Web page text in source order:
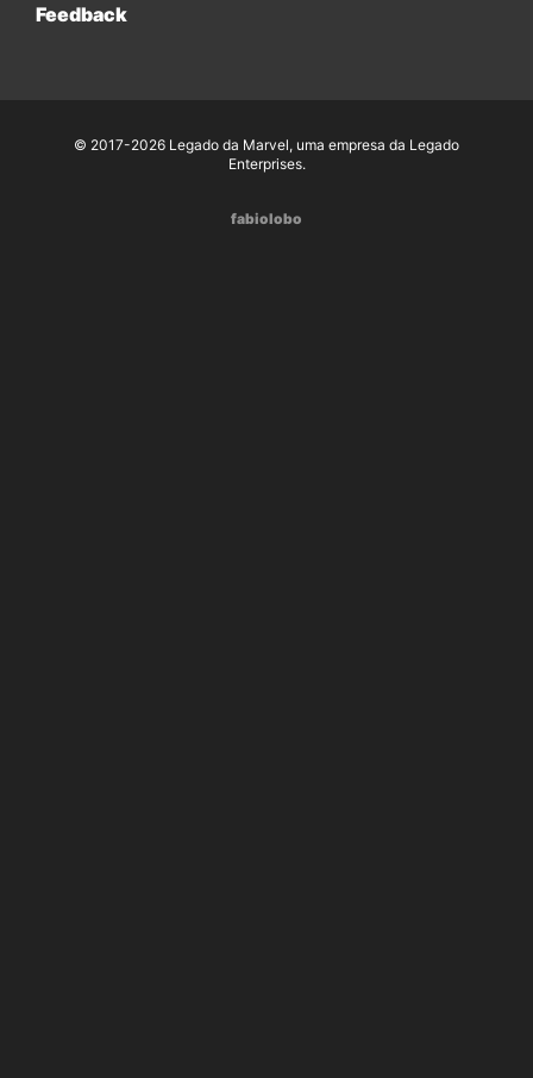
Feedback
© 2017-2026 Legado da Marvel, uma empresa da Legado
Enterprises.
fabiolobo